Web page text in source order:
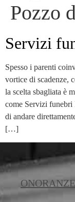
Pozzo
Servizi
Spesso i parenti
vortice di scadenze,
la scelta sbagliata è
come Servizi funebri
di andare
[…]